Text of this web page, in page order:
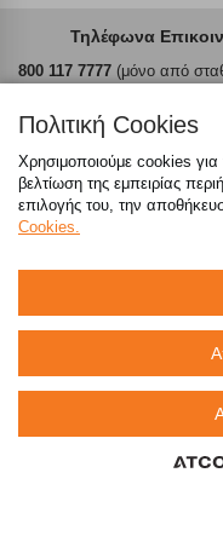
Τηλέφωνα
800 117 7777(μόνο από
eMarket
Πολιτική Cookies
Χρησιμοποιούμε cookies για
βελτίωση της εμπειρίας
επιλογής του, την
Cookies.